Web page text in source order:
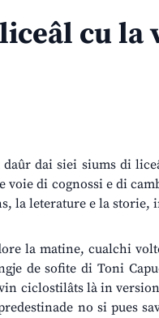
cu la
dai siei siums di
voie di cognossi e di
la leterature e la storie,
la matine, cualchi
de sofite di Toni
ciclostilâts là in
no si pues